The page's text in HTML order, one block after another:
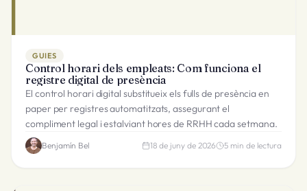
GUIES
Control horari dels empleats: Com funciona el
registre digital de presència
El control horari digital substitueix els fulls de presència en
paper per registres automatitzats, assegurant el
compliment legal i estalviant hores de RRHH cada setmana.
Benjamín Bel 18 de juny de 2026 5 min de lectura